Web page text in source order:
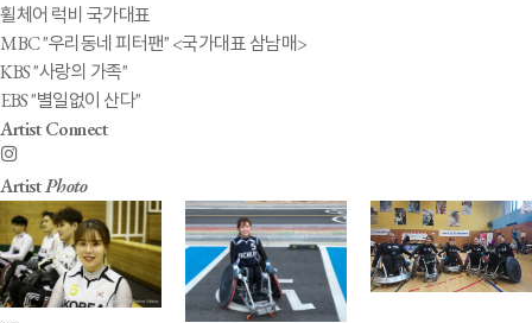
휠체어 럭비 국가대표
MBC "우리동네 피터팬" <국가대표 삼남매>
KBS "사랑의 가족"
EBS "별일없이 산다"
Artist Connect
ArtistPhoto